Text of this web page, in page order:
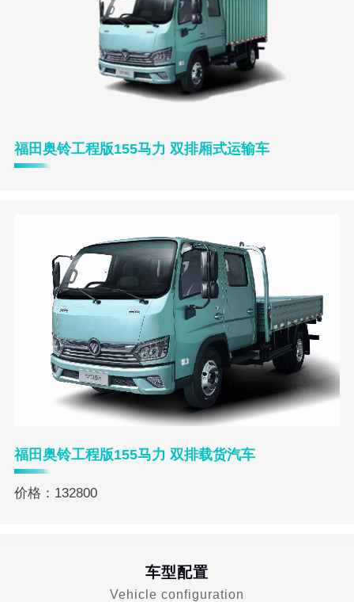
福田奥铃工程版155马力 双排厢式运输车
福田奥铃工程版155马力 双排载货汽车
价格：132800
车型配置
Vehicle configuration